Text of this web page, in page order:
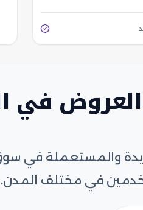
في
والمستعملة في
في مختلف المدن.